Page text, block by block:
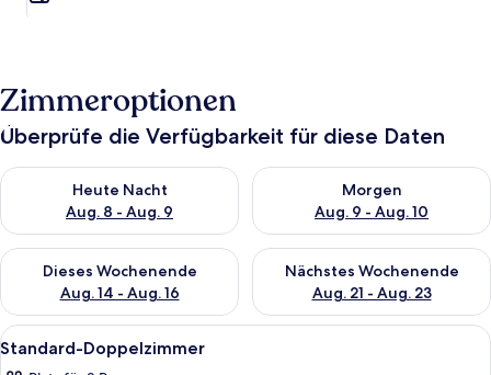
Zimmeroptionen
Überprüfe die Verfügbarkeit für diese Daten
Heute Nacht
Aug. 8 - Aug. 9
Überprüfe die Verfügbarkeit für heute Nacht, Aug. 8 - Aug. 9.
Morgen
Aug. 9 - Aug. 10
Überprüfe die Verfügbarkeit
Dieses Wochenende
Aug. 14 - Aug. 16
Überprüfe die Verfügbarkeit für dieses Wochenende, Aug. 14
Nächstes Wochenende
Aug. 21 - Aug. 23
Überprüfe die Verfügbarkeit
Alle
Fotos
Ein Hotelzimmer mit einem großen
12
Standard-Doppelzimmer